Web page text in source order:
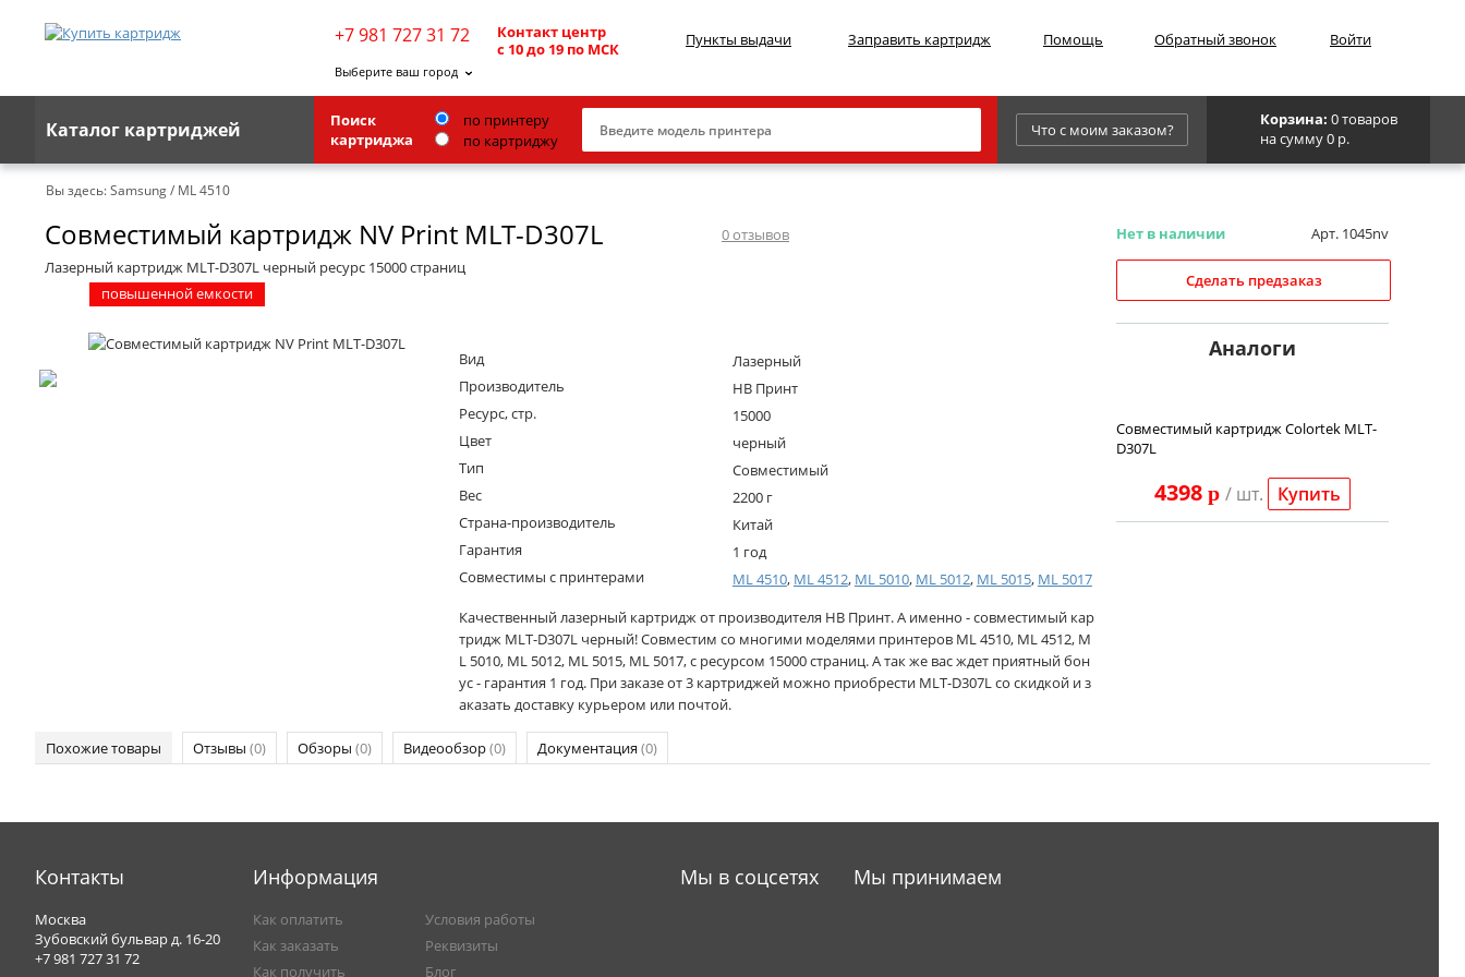
+7 981 727 31 72
Контакт центр
с 10 до 19 по МСК
Выберите ваш город
Пункты выдачи Заправить картридж Помощь Обратный звонок Войти
Каталог картриджей
Brother
G&G
HP
Kodak
Lexmark
Ricoh
Xerox
Тонер и девелопер
Поиск
картриджа
по принтеру
по картриджу
Что с моим заказом?
Корзина: 0 товаров
на сумму 0 р.
Вы здесь:Samsung/ ML 4510
Совместимый картридж NV Print MLT-D307L 0отзывов
Лазерный картридж MLT-D307L черный ресурс 15000 страниц
повышенной емкости
Вид
Лазерный
Производитель
НВ Принт
Ресурс, стр.
15000
Цвет
черный
Тип
Совместимый
Вес
2200 г
Страна-производитель
Китай
Гарантия
1 год
Совместимы с принтерами
ML 4510, ML 4512, ML 5010, ML 5012, ML 5015, ML 5017
Качественный лазерный картридж от производителя НВ Принт. А именно - совместимый кар
тридж MLT-D307L черный! Совместим со многими моделями принтеров ML 4510, ML 4512, M
L 5010, ML 5012, ML 5015, ML 5017, с ресурсом 15000 страниц. А так же вас ждет приятный бон
ус - гарантия 1 год. При заказе от 3 картриджей можно приобрести MLT-D307L со скидкой и з
аказать доставку курьером или почтой.
Нет в наличии Арт. 1045nv
Сделать предзаказ
Аналоги
Совместимый картридж Colortek MLT-
D307L
4398p / шт. Купить
Похожие товары Отзывы (0) Обзоры (0) Видеообзор(0) Документация (0)
Контакты
Москва
Зубовский бульвар д. 16-20
+7 981 727 31 72
Информация
Как оплатить
Как заказать
Как получить
Условия работы
Реквизиты
Блог
Мы в соцсетях Мы принимаем